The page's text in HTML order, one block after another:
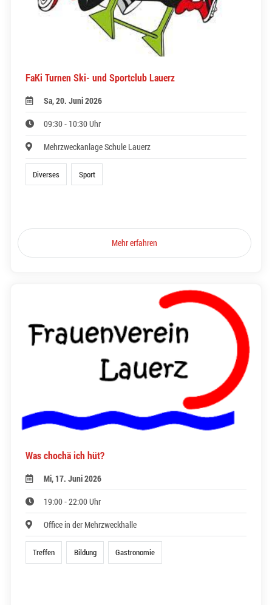
FaKi Turnen Ski- und Sportclub Lauerz
Sa, 20. Juni 2026
09:30 - 10:30 Uhr
Mehrzweckanlage Schule Lauerz
Diverses Sport
Mehr erfahren
Was chochä ich hüt?
Mi, 17. Juni 2026
19:00 - 22:00 Uhr
Office in der Mehrzweckhalle
Treffen Bildung Gastronomie